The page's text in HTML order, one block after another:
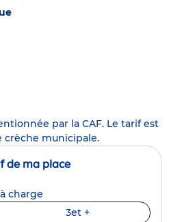
par la CAF. Le tarif est
crèche municipale.
de ma place
charge
3et +